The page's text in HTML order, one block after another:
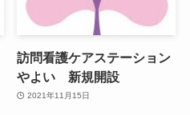
訪問看護ケアステーション
やよい 新規開設
2021年11月15日